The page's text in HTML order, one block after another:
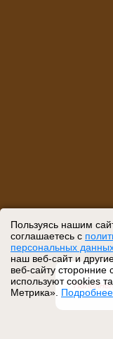
Пользуясь нашим
соглашаетесь с
персональных
наш веб-сайт и
веб-сайту сторонние
используют cookies
Метрика». Подробнее